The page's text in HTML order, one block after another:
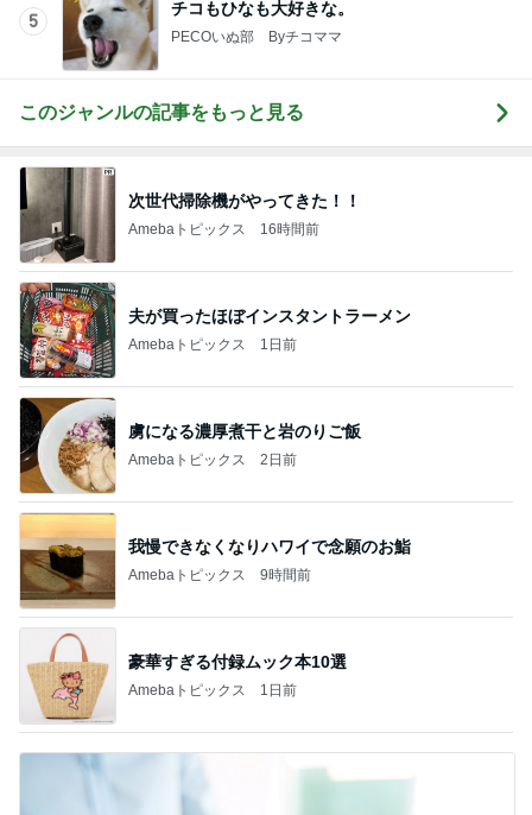
5
チコもひなも大好きな。
PECOいぬ部 Byチコママ
このジャンルの記事をもっと見る
次世代掃除機がやってきた！！
Amebaトピックス 16時間前
夫が買ったほぼインスタントラーメン
Amebaトピックス 1日前
虜になる濃厚煮干と岩のりご飯
Amebaトピックス 2日前
我慢できなくなりハワイで念願のお鮨
Amebaトピックス 9時間前
豪華すぎる付録ムック本10選
Amebaトピックス 1日前